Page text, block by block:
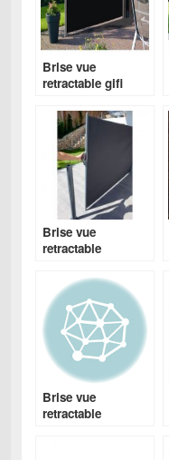
Brise vue
retractable gifi
Brise vue
retractable
Brise vue
retractable